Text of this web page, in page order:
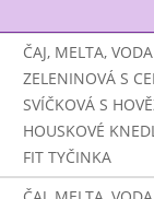
ČAJ, MELTA, VODA
ZELENINOVÁ S
SVÍČKOVÁ S
HOUSKOVÉ
FIT TYČINKA